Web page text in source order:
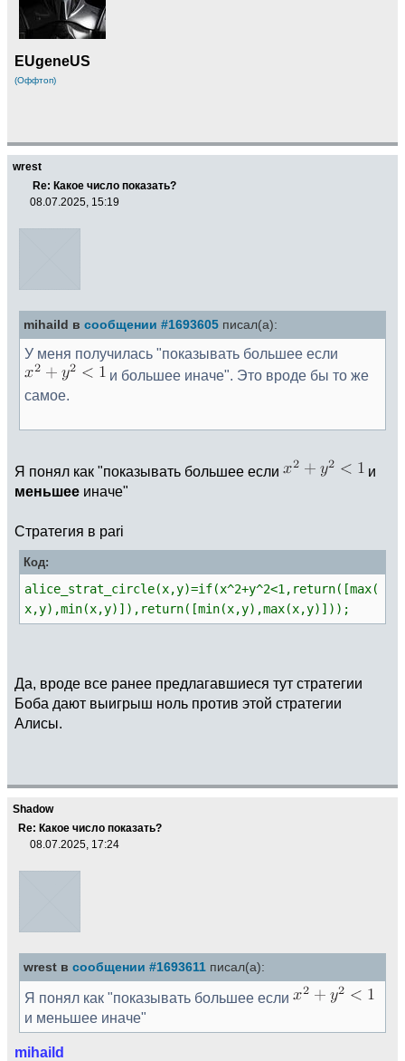
EUgeneUS
(Оффтоп)
wrest
Re: Какое число показать?
08.07.2025, 15:19
mihaild в сообщении #1693605 писал(а):
У меня получилась "показывать большее если
и большее иначе". Это вроде бы то же
самое.
Я понял как "показывать большее если
и
меньшее иначе"
Стратегия в pari
Код:
alice_strat_circle(x,y)=if(x^2+y^2<1,return([max(
x,y),min(x,y)]),return([min(x,y),max(x,y)]));
Да, вроде все ранее предлагавшиеся тут стратегии
Боба дают выигрыш ноль против этой стратегии
Алисы.
Shadow
Re: Какое число показать?
08.07.2025, 17:24
wrest в сообщении #1693611 писал(а):
Я понял как "показывать большее если
и меньшее иначе"
mihaild